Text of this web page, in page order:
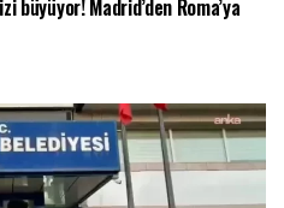
Madrid’den Roma’ya